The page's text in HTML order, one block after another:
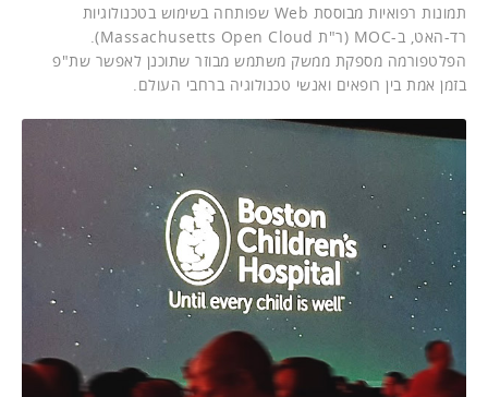
תמונות רפואיות מבוססת Web שפותחה בשימוש בטכנולוגיות
רד-האט, ב-MOC (ר"ת Massachusetts Open Cloud).
הפלטפורמה מספקת ממשק משתמש מבוזר שתוכנן לאפשר שת"פ
בזמן אמת בין רופאים ואנשי טכנולוגיה ברחבי העולם.